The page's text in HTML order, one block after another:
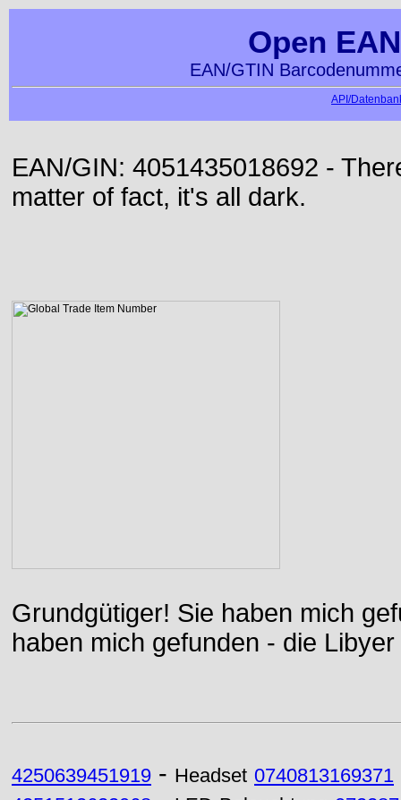
Open
EAN/GTIN
API/
EAN/GIN: 4051435018692 -
matter of fact, it's all dark.
Grundgütiger! Sie haben mich
haben mich gefunden - die
4250639451919 - Headset 0740813169371